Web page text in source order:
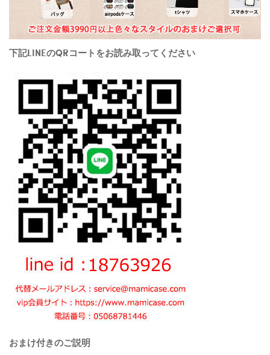
下記LINEのQRコートをお読み取ってください
おまけ付きのご説明